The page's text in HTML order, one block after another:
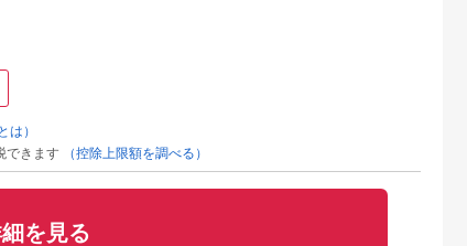
は）
できます
（控除上限額を調べる）
を見る